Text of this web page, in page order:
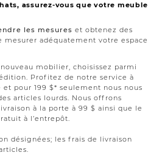
assurez-vous que votre meuble
les mesures et obtenez des
mesurer adéquatement votre espace
mobilier, choisissez parmi
Profitez de notre service à
pour 199 $* seulement nous nous
articles lourds. Nous offrons
à la porte à 99 $ ainsi que le
à l’entrepôt.
désignées; les frais de livraison